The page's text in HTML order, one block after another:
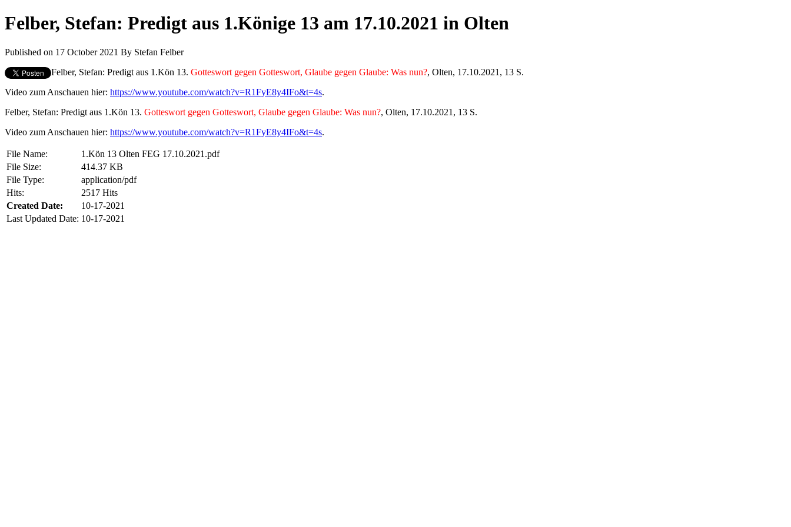
Felber, Stefan: Predigt aus 1.Könige 13 am 17.10.2021 in Olten
Published on 17 October 2021 By Stefan Felber
Felber, Stefan: Predigt aus 1.Kön 13. Gotteswort gegen Gotteswort, Glaube gegen Glaube: Was nun?, Olten, 17.10.2021, 13 S.
Video zum Anschauen hier: https://www.youtube.com/watch?v=R1FyE8y4IFo&t=4s.
Felber, Stefan: Predigt aus 1.Kön 13. Gotteswort gegen Gotteswort, Glaube gegen Glaube: Was nun?, Olten, 17.10.2021, 13 S.
Video zum Anschauen hier: https://www.youtube.com/watch?v=R1FyE8y4IFo&t=4s.
File Name:
1.Kön 13 Olten FEG 17.10.2021.pdf
File Size:
414.37 KB
File Type:
application/pdf
Hits:
2517 Hits
Created Date:
10-17-2021
Last Updated Date: 10-17-2021